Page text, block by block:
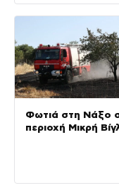
Φωτιά στη Νάξο
περιοχή Μικρή